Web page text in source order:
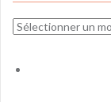
Archives